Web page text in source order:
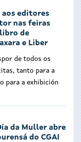
editores
nas feiras
de
e Liber
de todos os
tanto para a
para a exhibición
da Muller abre
do CGAI